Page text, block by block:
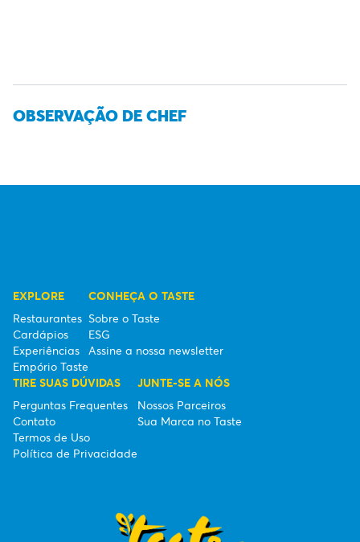
OBSERVAÇÃO DE CHEF
EXPLORE
Restaurantes
Cardápios
Experiências
Empório Taste
CONHEÇA O TASTE
Sobre o Taste
ESG
Assine a nossa newsletter
TIRE SUAS DÚVIDAS
Perguntas Frequentes
Contato
Termos de Uso
Política de Privacidade
JUNTE-SE A NÓS
Nossos Parceiros
Sua Marca no Taste